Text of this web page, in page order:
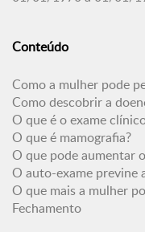
Conteúdo
Como a mulher pode
Como descobrir a
O que é o exame
O que é mamografia?
O que pode aumentar
O auto-exame previne
O que mais a mulher
Fechamento